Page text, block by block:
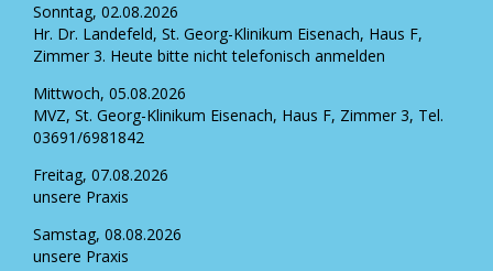
Sonntag, 02.08.2026
Hr. Dr. Landefeld, St. Georg-Klinikum Eisenach, Haus F,
Zimmer 3. Heute bitte nicht telefonisch anmelden
Mittwoch, 05.08.2026
MVZ, St. Georg-Klinikum Eisenach, Haus F, Zimmer 3, Tel.
03691/6981842
Freitag, 07.08.2026
unsere Praxis
Samstag, 08.08.2026
unsere Praxis